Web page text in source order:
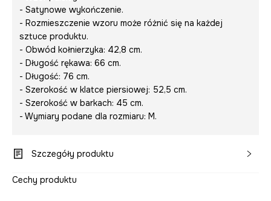
- Satynowe wykończenie.
- Rozmieszczenie wzoru może różnić się na każdej
sztuce produktu.
- Obwód kołnierzyka: 42,8 cm.
- Długość rękawa: 66 cm.
- Długość: 76 cm.
- Szerokość w klatce piersiowej: 52,5 cm.
- Szerokość w barkach: 45 cm.
- Wymiary podane dla rozmiaru: M.
Szczegóły produktu
Cechy produktu